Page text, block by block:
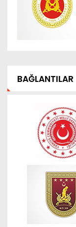
BAĞLANTILAR